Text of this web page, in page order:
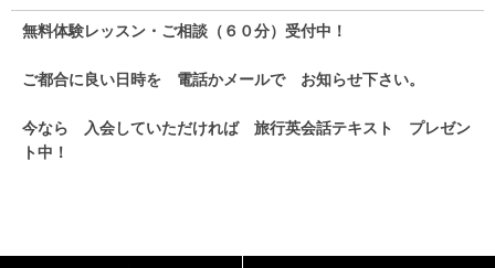
無料体験レッスン・ご相談（６０分）受付中！
ご都合に良い日時を 電話かメールで お知らせ下さい。
今なら 入会していただければ 旅行英会話テキスト プレゼン
ト中！